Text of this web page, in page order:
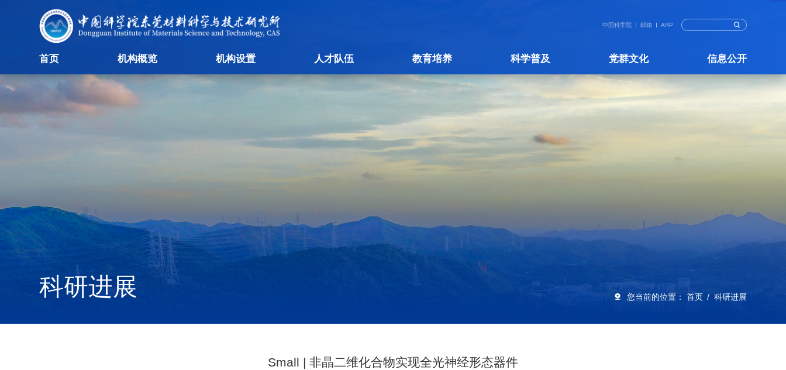
中国科学院 邮箱 ARP
首页 机构概览 机构设置 人才队伍 教育培养 科学普及 党群文化 信息公开
科研进展 您当前的位置： 首页 科研进展
Small | 非晶二维化合物实现全光神经形态器件